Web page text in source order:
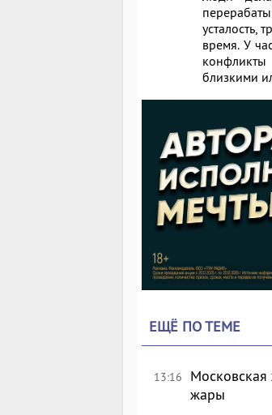
усталость,
время. У
конфликты
близкими
ЕЩЁ ПО ТЕМЕ
13:16
Московская
жары